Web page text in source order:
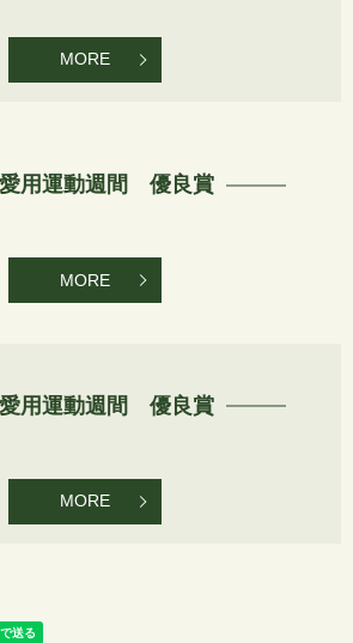
MORE
用運動週間 優良賞
MORE
用運動週間 優良賞
MORE